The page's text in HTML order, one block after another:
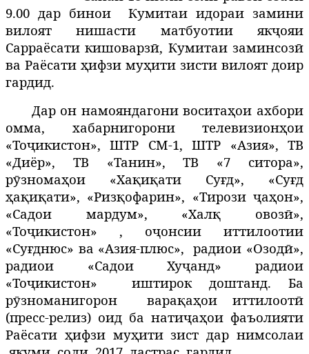
9.00 дар бинои
Кумитаи идораи замини
вилоят нишасти матбуотии якҷояи
Сарраёсати кишоварзӣ, Кумитаи заминсозӣ
ва Раёсати ҳифзи муҳити зисти вилоят доир
гардид.
Дар он намояндагони воситаҳои ахбори
омма, хабарнигорони телевизионҳои
«Тоҷикистон», ШТР СМ-1, ШТР «Азия», ТВ
«Диёр», ТВ «Танин», ТВ «7 ситора»,
рӯзномаҳои «Хақиқати Суғд», «Суғд
ҳақиқати», «Ризқофарин», «Тирози ҷаҳон»,
«Садои мардум», «Халқ овозӣ»,
«Тоҷикистон» , оҷонсии иттилоотии
«Суғднюс» ва «Азия-плюс», радиои «Озодӣ»,
радиои «Садои Хуҷанд» радиои
«Тоҷикистон»
иштирок доштанд. Ба
рӯзноманигорон
варақаҳои иттилоотӣ
(пресс-релиз) оид ба натиҷаҳои фаъолияти
Раёсати ҳифзи муҳити зист дар нимсолаи